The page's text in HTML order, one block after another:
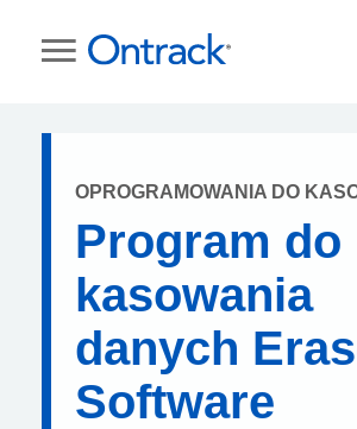
OPROGRAMOWANIA DO
Program do
kasowania
danych
Software